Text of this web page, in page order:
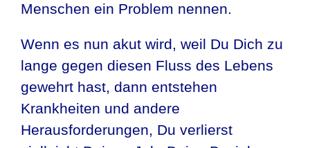
Menschen ein Problem nennen.
Wenn es nun akut wird, weil Du Dich zu
lange gegen diesen Fluss des Lebens
gewehrt hast, dann entstehen
Krankheiten und andere
Herausforderungen, Du verlierst